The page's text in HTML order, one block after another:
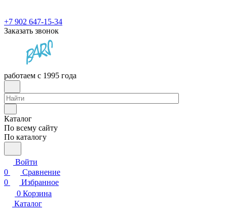
+7 902 647-15-34
Заказать звонок
работаем с 1995 года
Каталог
По всему сайту
По каталогу
Войти
0
Сравнение
0
Избранное
0 Корзина
Каталог